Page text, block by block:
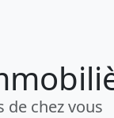
de chez vous